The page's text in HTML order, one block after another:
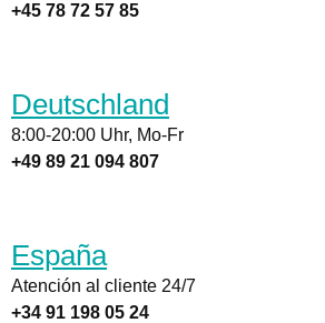
+45 78 72 57 85
Deutschland
8:00-20:00 Uhr, Mo-Fr
+49 89 21 094 807
España
Atención al cliente 24/7
+34 91 198 05 24